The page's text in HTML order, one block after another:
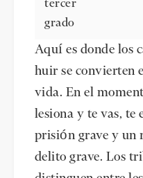
tercer
grado
Aquí es donde los
huir se convierten
vida. En el
lesiona y te vas, te
prisión grave y un
delito grave. Los